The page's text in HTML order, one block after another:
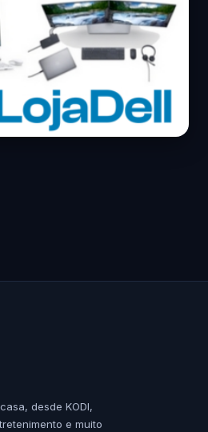
desde KODI,
e muito